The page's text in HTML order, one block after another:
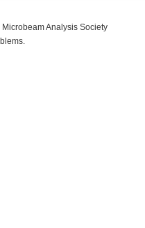
Analysis Society